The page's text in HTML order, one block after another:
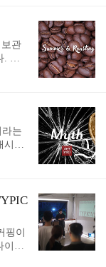
수
고,
.
대
티
때,
정
일
(m
생
관
생
의
낮은
니
를
만
결과
철
아졌
로
라는
키
으
특정
분
스
게 1
실
핑이
렉
본